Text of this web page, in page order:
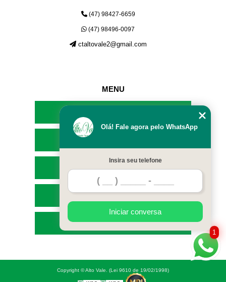
(47) 98427-6659
(47) 98496-0097
ctaltovale2@gmail.com
MENU
SERVIÇOS
MAPA DO SITE
Copyright © Alto Vale. (Lei 9610 de 19/02/1998)
1
Olá! Fale agora pelo WhatsApp
Insira seu telefone
Iniciar conversa